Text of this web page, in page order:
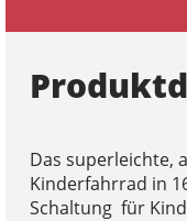
Das superleichte,
Kinderfahrrad in
Schaltung für